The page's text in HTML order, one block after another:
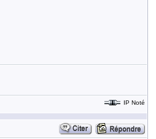
IP Noté